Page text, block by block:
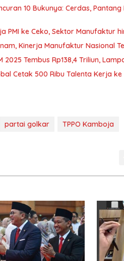
10 Bukunya: Cerdas,
PMI ke Ceko, Sektor Manufaktur
Kinerja Manufaktur Nasional
2025 Tembus Rp138,4 Triliun,
Cetak 500 Ribu Talenta Kerja
partai golkar TPPO Kamboja